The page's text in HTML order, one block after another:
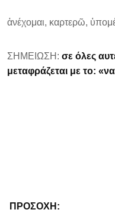
ἀνέχομαι, καρτερῶ,
ΣΗΜΕΙΩΣΗ: σε όλες
μεταφράζεται με το:
ΠΡΟΣΟΧΗ: